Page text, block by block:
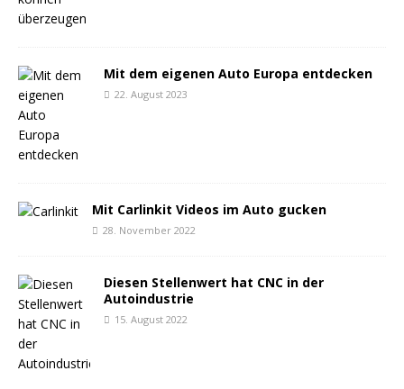
Mit dem eigenen Auto Europa entdecken
22. August 2023
Mit Carlinkit Videos im Auto gucken
28. November 2022
Diesen Stellenwert hat CNC in der
Autoindustrie
15. August 2022